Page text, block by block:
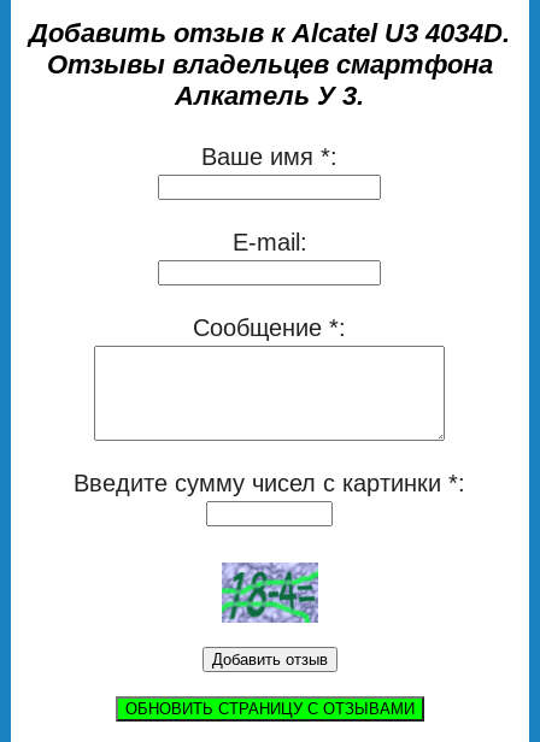
Добавить отзыв к Alcatel U3 4034D.
Отзывы владельцев смартфона
Алкатель У 3.
Ваше имя *:
E-mail:
Сообщение *:
Введите сумму чисел с картинки *:
ОБНОВИТЬ СТРАНИЦУ С ОТЗЫВАМИ